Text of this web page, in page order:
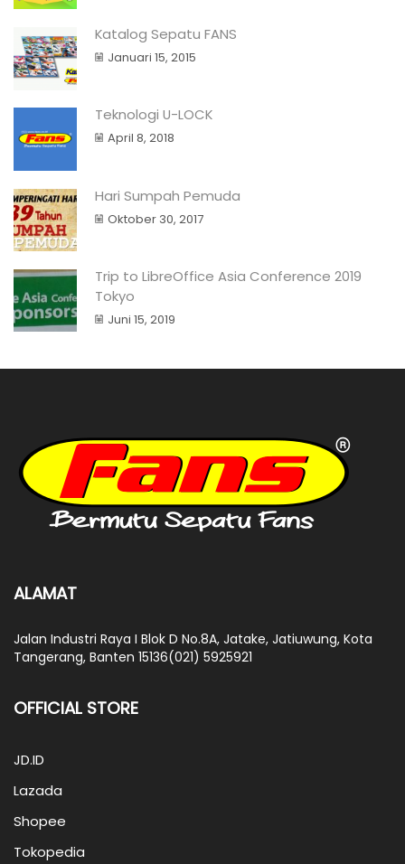
Katalog Sepatu FANS
Januari 15, 2015
Teknologi U-LOCK
April 8, 2018
Hari Sumpah Pemuda
Oktober 30, 2017
Trip to LibreOffice Asia Conference 2019
Tokyo
Juni 15, 2019
ALAMAT
Jalan Industri Raya I Blok D No.8A, Jatake, Jatiuwung, Kota
Tangerang, Banten 15136(021) 5925921
OFFICIAL STORE
JD.ID
Lazada
Shopee
Tokopedia